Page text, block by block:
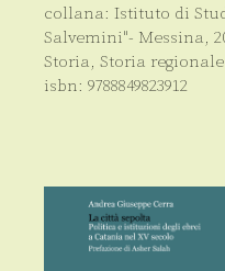
collana: Istituto di
Salvemini"- Messina,
Storia, Storia regionale
isbn: 9788849823912